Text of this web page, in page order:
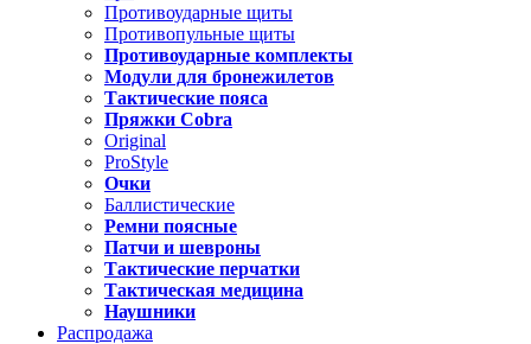
Противоударные щиты
Противопульные щиты
Противоударные комплекты
Модули для бронежилетов
Тактические пояса
Пряжки Cobra
Original
ProStyle
Очки
Баллистические
Ремни поясные
Патчи и шевроны
Тактические перчатки
Тактическая медицина
Наушники
Распродажа